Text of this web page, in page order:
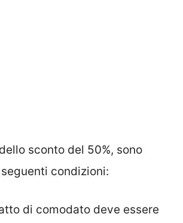
sconto del 50%, sono
condizioni:
di comodato deve essere